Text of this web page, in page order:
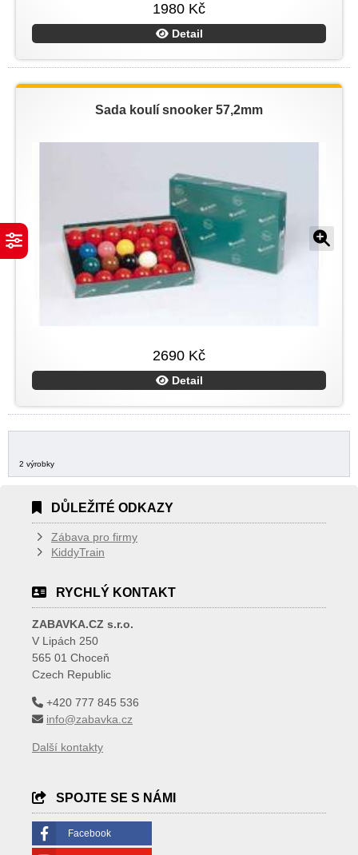
1980 Kč
Detail
Sada koulí snooker 57,2mm
2690 Kč
Detail
2 výrobky
DŮLEŽITÉ ODKAZY
Zábava pro firmy
KiddyTrain
RYCHLÝ KONTAKT
ZABAVKA.CZ s.r.o.
V Lipách 250
565 01 Choceň
Czech Republic
+420 777 845 536
info@zabavka.cz
Další kontakty
SPOJTE SE S NÁMI
Facebook